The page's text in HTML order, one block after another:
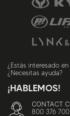
Combustible
BENCINA
Transmisión
AUTOMÁTICA
MANUAL
¿Estás interesado
¿Necesitas ayuda?
¡HABLEMOS!
CONTACT
800 376 700